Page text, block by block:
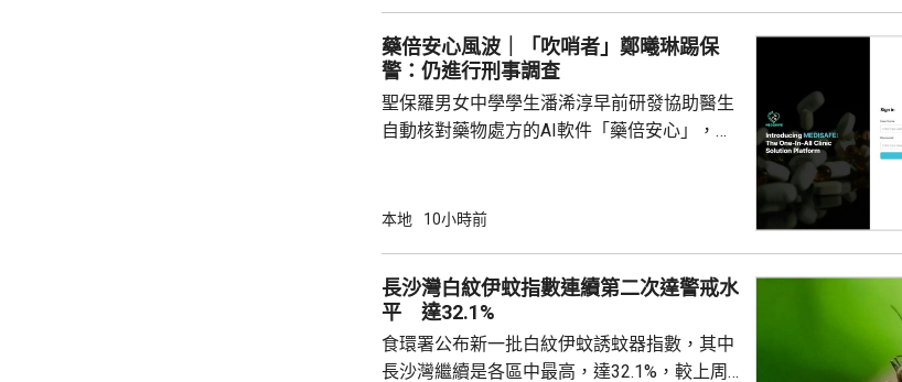
不在港，令他們被追討罰款、遭通緝和拘捕。
食環署：涉事管工停職 ...
藥倍安心風波｜「吹哨者」鄭曦琳踢保
警：仍進行刑事調查
聖保羅男女中學學生潘浠淳早前研發協助醫生
自動核對藥物處方的AI軟件「藥倍安心」，去
意下披露個人資料並造成指明傷害，被警方拘
警方回覆查詢時指，被捕女子今日更新保釋手
續時，拒絕繼續保釋候查，又說案件的刑事調
查仍在進行中，被捕人拒絕保釋候查，...
本地 10小時前
長沙灣白紋伊蚊指數連續第二次達警戒水
平 達32.1%
食環署公布新一批白紋伊蚊誘蚊器指數，其中
長沙灣繼續是各區中最高，達32.1%，較上周